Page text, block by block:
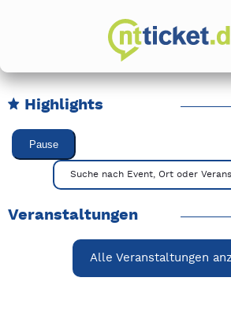
Highlights
Karussell Veranstaltungen überspringen
Pause
Mit Tab zu den Steuerelementen
Suche nach Event, Ort oder
Veranstaltungen
Alle Veranstaltungen